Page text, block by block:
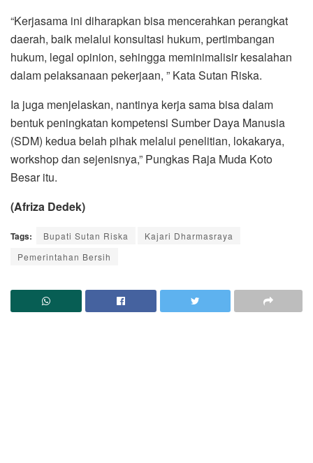
“Kerjasama ini diharapkan bisa mencerahkan perangkat
daerah, baik melalui konsultasi hukum, pertimbangan
hukum, legal opinion, sehingga meminimalisir kesalahan
dalam pelaksanaan pekerjaan, ” Kata Sutan Riska.
Ia juga menjelaskan, nantinya kerja sama bisa dalam
bentuk peningkatan kompetensi Sumber Daya Manusia
(SDM) kedua belah pihak melalui penelitian, lokakarya,
workshop dan sejenisnya,” Pungkas Raja Muda Koto
Besar itu.
(Afriza Dedek)
Tags: Bupati Sutan Riska
Kajari Dharmasraya
Pemerintahan Bersih